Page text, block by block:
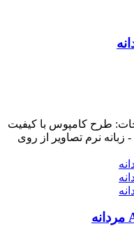
طرح کامپوس با کیفیت
زبانه نرم تصاویر از روی